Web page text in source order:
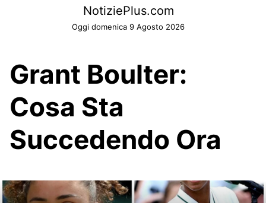
NotiziePlus.com
Oggi domenica 9 Agosto 2026
Grant Boulter:
Cosa Sta
Succedendo Ora